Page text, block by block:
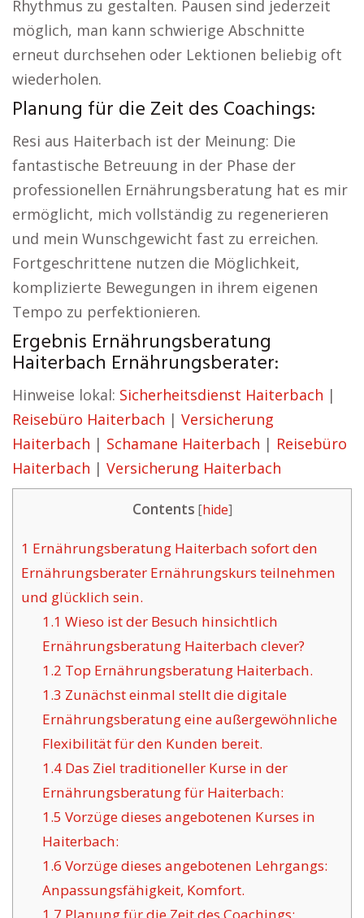
Rhythmus zu gestalten. Pausen sind jederzeit
möglich, man kann schwierige Abschnitte
erneut durchsehen oder Lektionen beliebig oft
wiederholen.
Planung für die Zeit des Coachings:
Resi aus Haiterbach ist der Meinung: Die
fantastische Betreuung in der Phase der
professionellen Ernährungsberatung hat es mir
ermöglicht, mich vollständig zu regenerieren
und mein Wunschgewicht fast zu erreichen.
Fortgeschrittene nutzen die Möglichkeit,
komplizierte Bewegungen in ihrem eigenen
Tempo zu perfektionieren.
Ergebnis Ernährungsberatung
Haiterbach Ernährungsberater:
Hinweise lokal: Sicherheitsdienst Haiterbach |
Reisebüro Haiterbach | Versicherung
Haiterbach | Schamane Haiterbach | Reisebüro
Haiterbach | Versicherung Haiterbach
Contents [hide]
1 Ernährungsberatung Haiterbach sofort den
Ernährungsberater Ernährungskurs teilnehmen
und glücklich sein.
1.1 Wieso ist der Besuch hinsichtlich
Ernährungsberatung Haiterbach clever?
1.2 Top Ernährungsberatung Haiterbach.
1.3 Zunächst einmal stellt die digitale
Ernährungsberatung eine außergewöhnliche
Flexibilität für den Kunden bereit.
1.4Das Ziel traditioneller Kurse in der
Ernährungsberatung für Haiterbach:
1.5 Vorzüge dieses angebotenen Kurses in
Haiterbach:
1.6 Vorzüge dieses angebotenen Lehrgangs:
Anpassungsfähigkeit, Komfort.